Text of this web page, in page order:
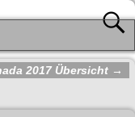
2017 Übersicht →